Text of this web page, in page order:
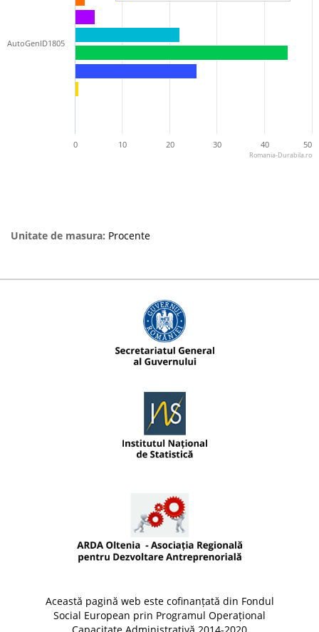
AutoGenID1805
0 10 20 30 40 50
Romania-Durabila.ro
Unitate de masura: Procente
Această pagină web este cofinanțată din Fondul
Social European prin Programul Operațional